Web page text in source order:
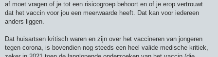
af moet vragen of je tot een risicogroep behoort en of je erop vertrouwt
dat het vaccin voor jou een meerwaarde heeft. Dat kan voor iedereen
anders liggen.
Dat huisartsen kritisch waren en zijn over het vaccineren van jongeren
tegen corona, is bovendien nog steeds een heel valide medische kritiek,